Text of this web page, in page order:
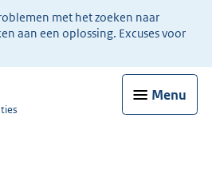
met het zoeken naar
aan een oplossing. Excuses voor
Menu